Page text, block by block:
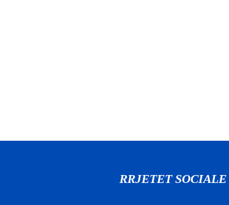
RRJETET SOCIALE